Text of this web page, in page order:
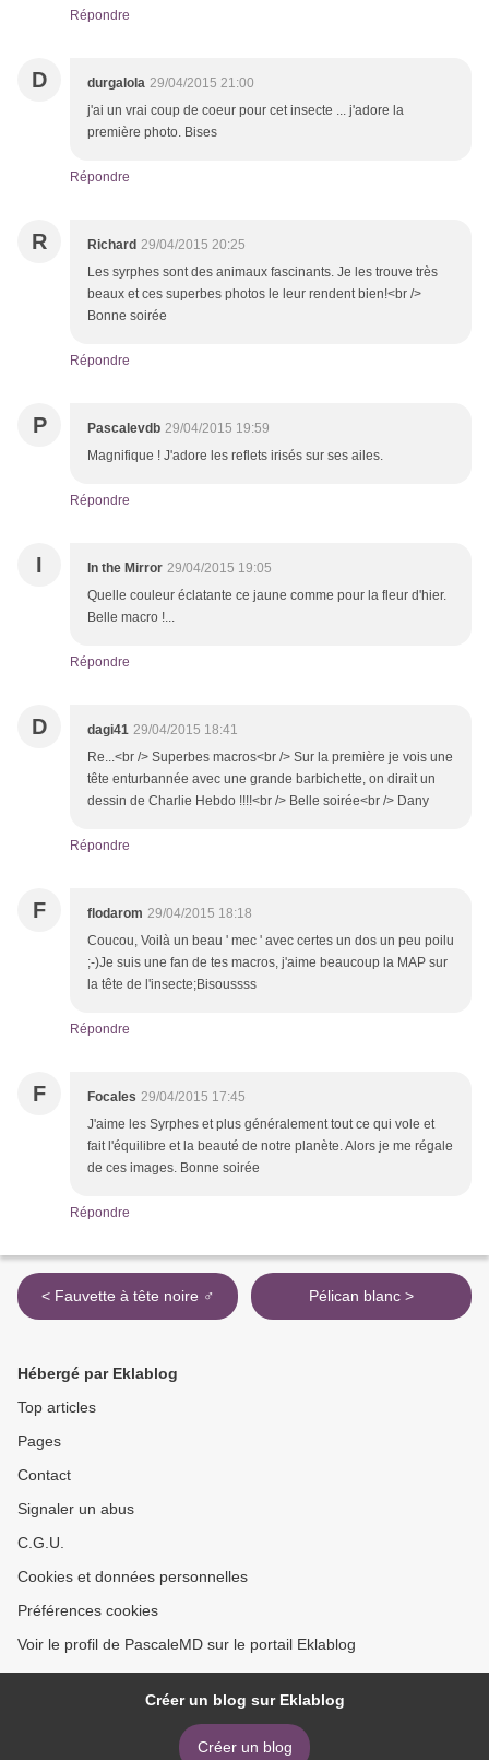
Répondre
D durgalola 29/04/2015 21:00
j'ai un vrai coup de coeur pour cet insecte ... j'adore la
première photo. Bises
Répondre
R Richard 29/04/2015 20:25
Les syrphes sont des animaux fascinants. Je les trouve très
beaux et ces superbes photos le leur rendent bien!<br />
Bonne soirée
Répondre
P Pascalevdb 29/04/2015 19:59
Magnifique ! J'adore les reflets irisés sur ses ailes.
Répondre
I In the Mirror 29/04/2015 19:05
Quelle couleur éclatante ce jaune comme pour la fleur d'hier.
Belle macro !...
Répondre
D dagi41 29/04/2015 18:41
Re...<br /> Superbes macros<br /> Sur la première je vois une
tête enturbannée avec une grande barbichette, on dirait un
dessin de Charlie Hebdo !!!!<br /> Belle soirée<br /> Dany
Répondre
F flodarom 29/04/2015 18:18
Coucou, Voilà un beau ' mec ' avec certes un dos un peu poilu
;-)Je suis une fan de tes macros, j'aime beaucoup la MAP sur
la tête de l'insecte;Bisoussss
Répondre
F Focales 29/04/2015 17:45
J'aime les Syrphes et plus généralement tout ce qui vole et
fait l'équilibre et la beauté de notre planète. Alors je me régale
de ces images. Bonne soirée
Répondre
< Fauvette à tête noire ♂ Pélican blanc >
Hébergé par Eklablog
Top articles
Pages
Contact
Signaler un abus
C.G.U.
Cookies et données personnelles
Préférences cookies
Voir le profil de PascaleMD sur le portail Eklablog
Créer un blog sur Eklablog
Créer un blog